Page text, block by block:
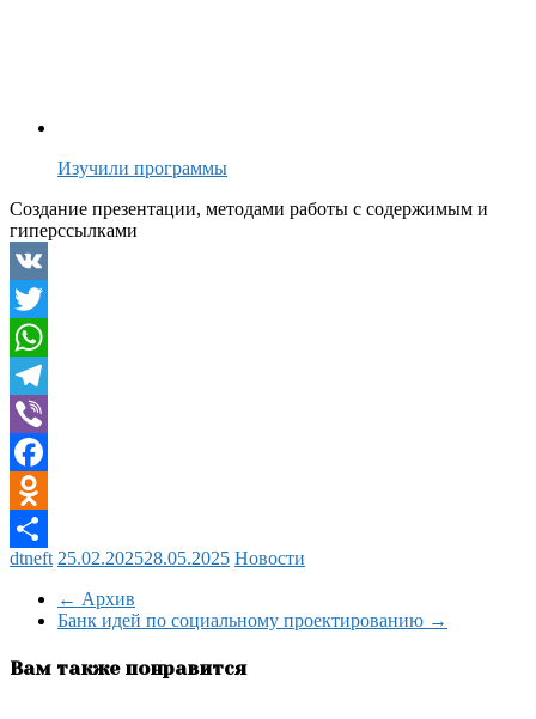
Изучили программы
Создание презентации, методами работы с содержимым и
гиперссылками
VK
Twitter
WhatsApp
Telegram
Viber
Facebook
Odnoklassniki
Отправить
dtneft 25.02.202528.05.2025 Новости
← Архив
Банк идей по социальному проектированию →
Вам также понравится